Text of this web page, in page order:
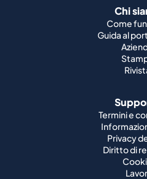
Chi
Come
Guida al
Termini e
Privacy
Diritto di